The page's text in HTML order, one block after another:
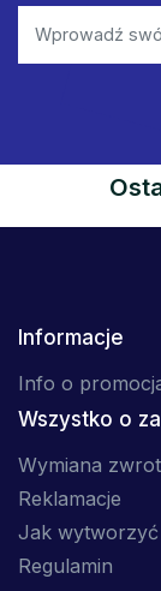
Informacje
Info o
Wszystko o
Wymiana
Reklamacje
Jak wytworzyć
Regulamin